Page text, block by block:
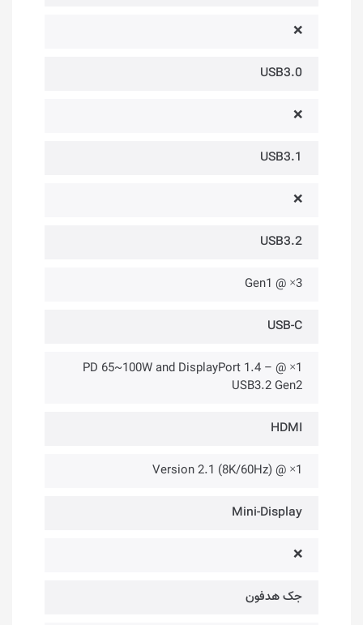
❌
USB3.0
❌
USB3.1
❌
USB3.2
3× @ Gen1
USB-C
1× @ PD 65~100W and DisplayPort 1.4 –
USB3.2 Gen2
HDMI
1× @ Version 2.1 (8K/60Hz)
Mini-Display
❌
جک هدفون